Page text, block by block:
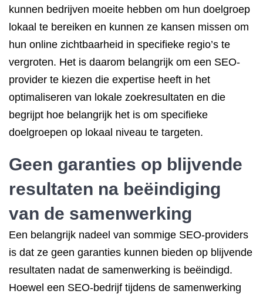
kunnen bedrijven moeite hebben om hun doelgroep
lokaal te bereiken en kunnen ze kansen missen om
hun online zichtbaarheid in specifieke regio’s te
vergroten. Het is daarom belangrijk om een SEO-
provider te kiezen die expertise heeft in het
optimaliseren van lokale zoekresultaten en die
begrijpt hoe belangrijk het is om specifieke
doelgroepen op lokaal niveau te targeten.
Geen garanties op blijvende
resultaten na beëindiging
van de samenwerking
Een belangrijk nadeel van sommige SEO-providers
is dat ze geen garanties kunnen bieden op blijvende
resultaten nadat de samenwerking is beëindigd.
Hoewel een SEO-bedrijf tijdens de samenwerking